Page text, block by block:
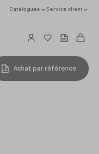
Catalogues Service client
Achat par référence